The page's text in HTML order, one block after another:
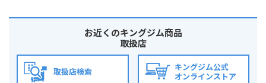
お近くのキングジム商品
取扱店
取扱店検索
キングジム公式
オンラインストア